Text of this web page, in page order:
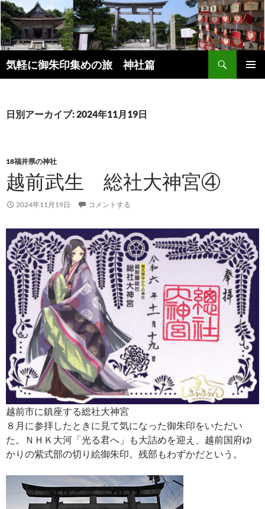
コ
ン
テ
ン
ツ
へ
ッ
気軽に御朱印集めの旅 神社篇
索
日別アーカイブ: 2024年11月19日
18福井県の神社
越前武生 総社大神宮④
2024年11月19日 コメントする
越前市に鎮座する総社大神宮
８月に参拝したときに見て気になった御朱印をいただい
た。ＮＨＫ大河「光る君へ」も大詰めを迎え、越前国府ゆ
かりの紫式部の切り絵御朱印。残部もわずかだという。